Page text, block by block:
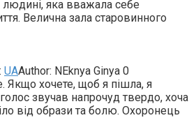
яка вважала себе
Велична зала старовинного
UAAuthor: NEknya Ginya 0
Якщо хочете, щоб я пішла, я
звучав напрочуд твердо, хоча
від образи та болю. Охоронець